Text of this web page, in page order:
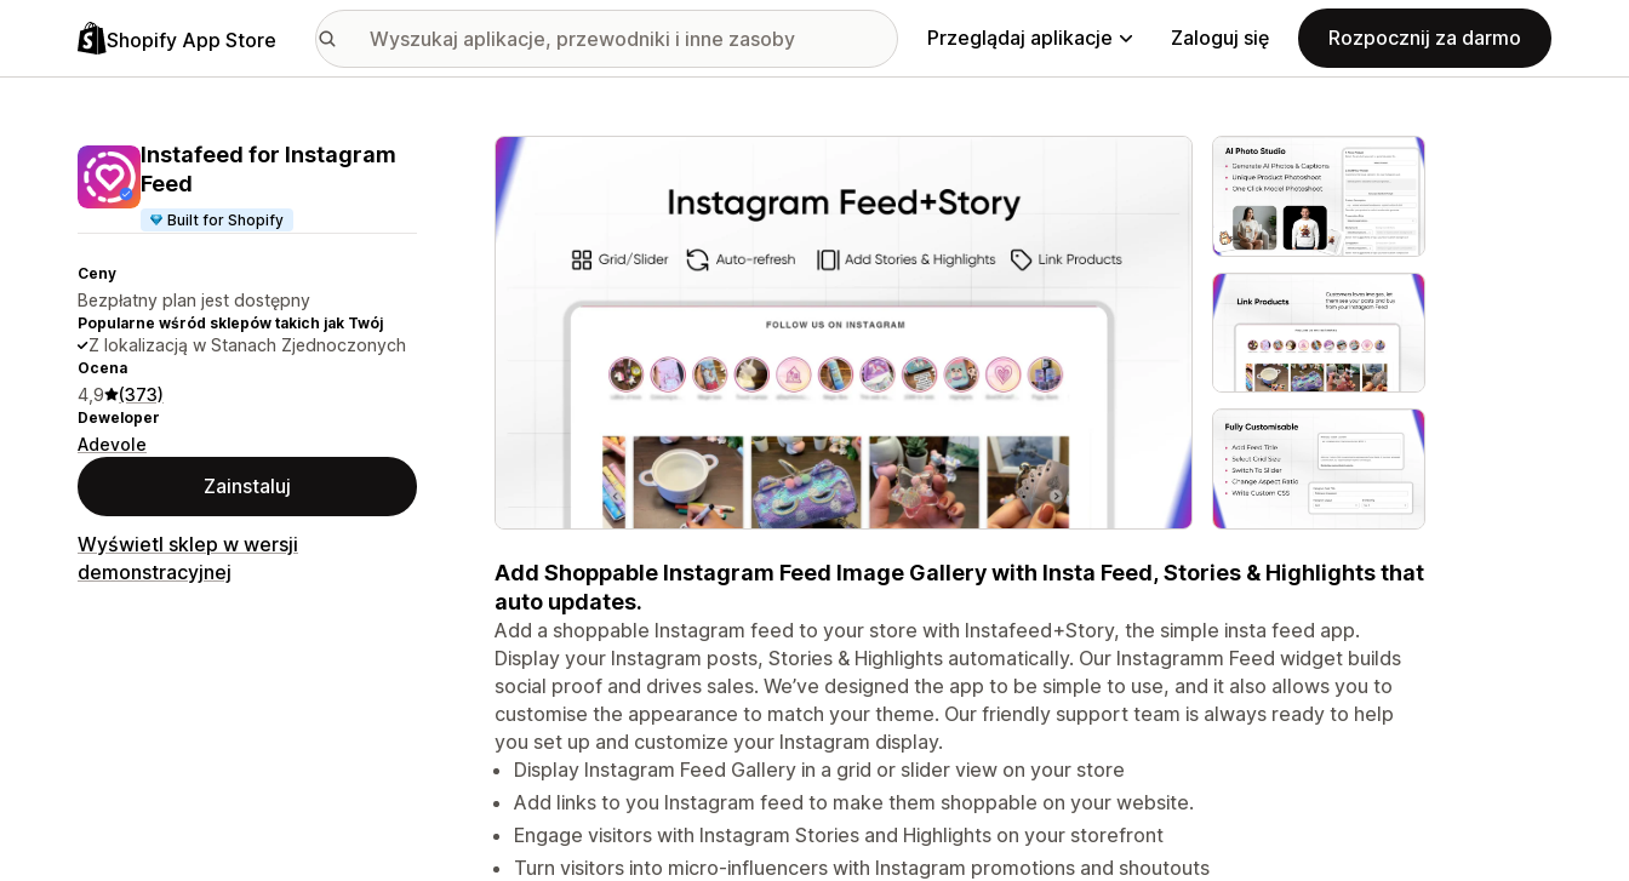
Shopify App Store Przeglądaj aplikacje Zaloguj się Rozpocznij za darmo
Instafeed for Instagram
Feed
Built for Shopify
Ceny
Bezpłatny plan jest dostępny
Popularne wśród sklepów takich jak Twój
Z lokalizacją w Stanach Zjednoczonych
Ocena
4,9 (373)
Deweloper
Adevole
Zainstaluj
Wyświetl sklep w wersji
demonstracyjnej
Wyróżnione obrazy w galerii
Add Shoppable Instagram Feed Image Gallery with Insta Feed, Stories & Highlights that
auto updates.
Add a shoppable Instagram feed to your store with Instafeed+Story, the simple insta feed app.
Display your Instagram posts, Stories & Highlights automatically. Our Instagramm Feed widget builds
social proof and drives sales. We’ve designed the app to be simple to use, and it also allows you to
customise the appearance to match your theme. Our friendly support team is always ready to help
you set up and customize your Instagram display.
Display Instagram Feed Gallery in a grid or slider view on your store
Add links to you Instagram feed to make them shoppable on your website.
Engage visitors with Instagram Stories and Highlights on your storefront
Turn visitors into micro-influencers with Instagram promotions and shoutouts